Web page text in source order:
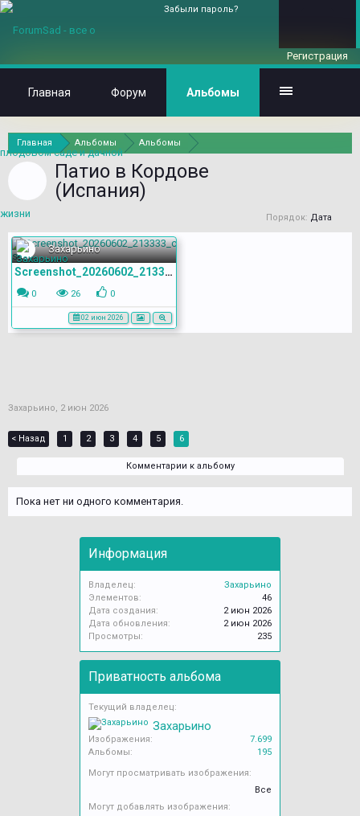
Главная Альбомы Альбомы
Патио в Кордове
(Испания)
Порядок: Дата
Захарьино
Screenshot_20260602_213333_com.yandex.browser
0 26 0
02 июн 2026
Захарьино, 2 июн 2026
< Назад 1 2 3 4 5 6
Комментарии к альбому
Пока нет ни одного комментария.
Информация
Владелец:
Захарьино
Элементов:
46
Дата создания:
2 июн 2026
Дата обновления:
2 июн 2026
Просмотры:
235
Приватность альбома
Текущий владелец:
Захарьино
Изображения:
7.699
Альбомы:
195
Могут просматривать изображения:
Все
Могут добавлять изображения:
Забыли пароль?
Регистрация
Главная Форум Альбомы